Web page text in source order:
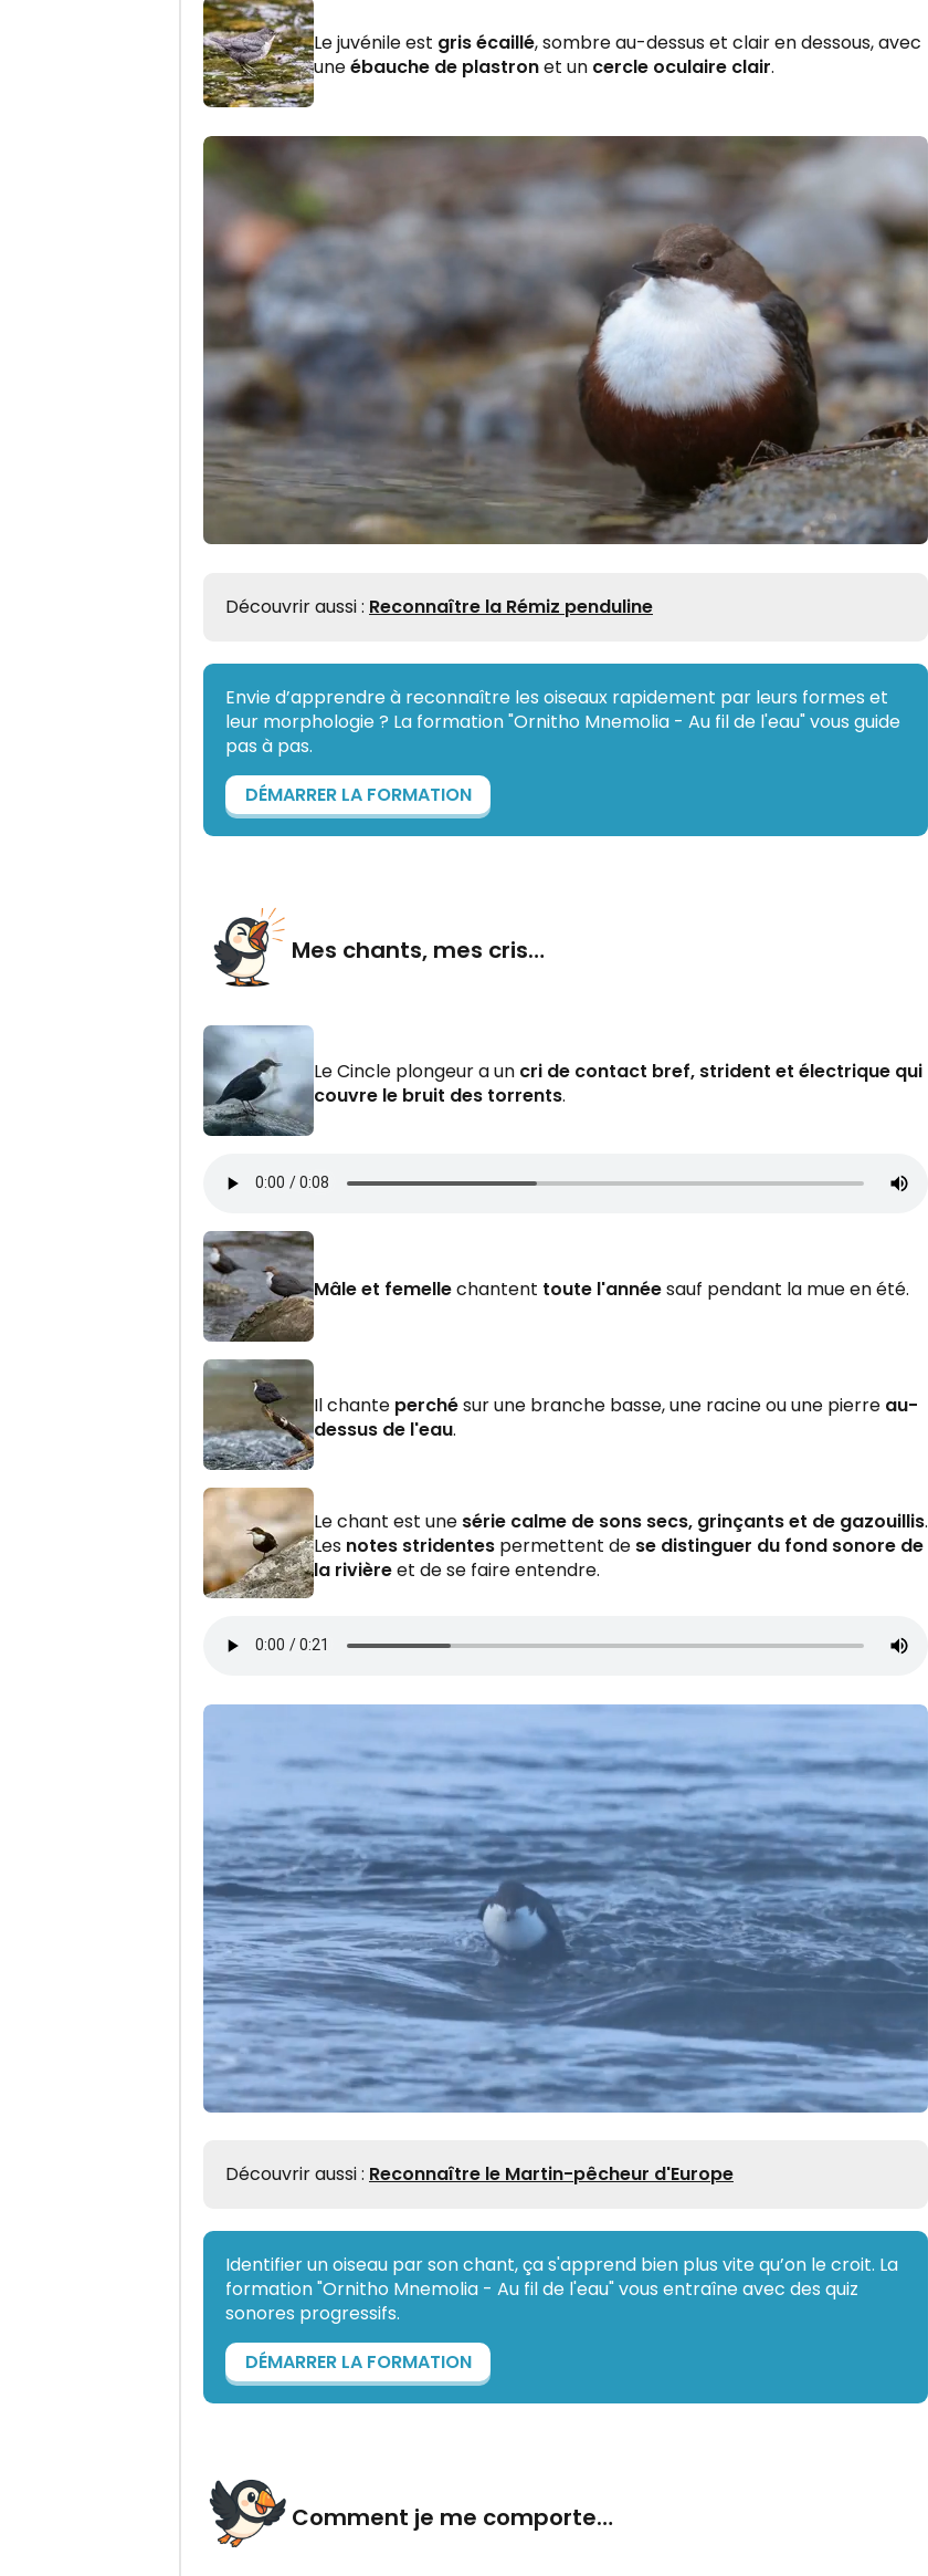
Le juvénile est gris écaillé, sombre au-dessus et clair en dessous, avec
uneébauche de plastronet un cercle oculaire clair.
Découvrir aussi : Reconnaître la Rémiz penduline
Envie d’apprendre à reconnaître les oiseaux rapidement par leurs formes et
leur morphologie ? La formation "Ornitho Mnemolia - Au fil de l'eau" vous guide
pas à pas.
DÉMARRER LA FORMATION
Mes chants, mes cris…
Le Cincle plongeur a un cri de contact bref, strident et électrique qui
couvre le bruit des torrents.
Mâle et femellechantent toute l'annéesauf pendant la mue en été.
Il chante perchésur une branche basse, une racine ou une pierre au-
dessus de l'eau.
Le chant est une série calme de sons secs, grinçants et de gazouillis.
Les notes stridentes permettent de se distinguer du fond sonore de
la rivièreet de se faire entendre.
Découvrir aussi : Reconnaître le Martin-pêcheur d'Europe
Identifier un oiseau par son chant, ça s'apprend bien plus vite qu’on le croit. La
formation "Ornitho Mnemolia - Au fil de l'eau" vous entraîne avec des quiz
sonores progressifs.
DÉMARRER LA FORMATION
Comment je me comporte…